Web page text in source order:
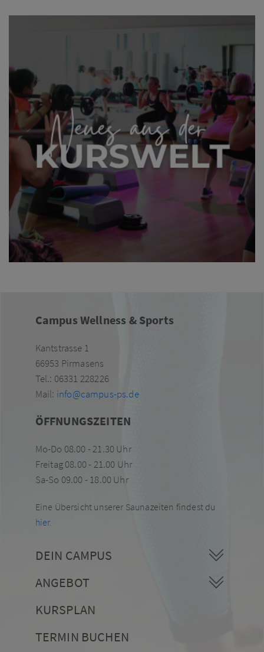
Campus Wellness & Sports
Kantstrasse 1
66953 Pirmasens
Tel.: 06331 228226
Mail: info@campus-ps.de
DEIN CAMPUS
ANGEBOT
KURSPLAN
TERMIN BUCHEN
ÖFFNUNGSZEITEN
Mo-Do 08.00 - 21.30 Uhr
Freitag 08.00 - 21.00 Uhr
Sa-So 09.00 - 18.00 Uhr
Eine Übersicht unserer Saunazeiten findest du
hier.